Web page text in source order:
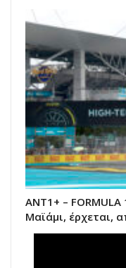
ΑΝΤ1+ –
Μαϊάμι, έρχεται,